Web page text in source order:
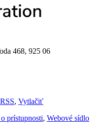
468, 925 06
RSS, Vytlačiť
prístupnosti, Webové sídlo